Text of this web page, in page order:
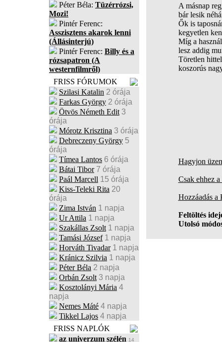
Péter Béla: Tüzérrózsi,
Mozi!
Pintér Ferenc:
Asszisztens akarok lenni
(Állásinterjú)
Pintér Ferenc: Billy és a
rózsapatron (A
westernfilmről)
FRISS FÓRUMOK
Szilasi Katalin 2 órája
Farkas György 2 órája
Ötvös Németh Edit 3
órája
Mórotz Krisztina 3 órája
Debreczeny György 5
órája
Tímea Lantos 6 órája
Bátai Tibor 7 órája
Paál Marcell 15 órája
Kiss-Teleki Rita 20
órája
Zima István 1 napja
Ur Attila 1 napja
Szakállas Zsolt 1 napja
Tamási József 1 napja
Horváth Tivadar 1 napja
Kránicz Szilvia 1 napja
Péter Béla 2 napja
Orbán Zsolt 3 napja
Kosztolányi Mária 4
napja
Nemes Máté 4 napja
Tikkel Lajos 4 napja
FRISS NAPLÓK
az univerzum szélén 14
A másnap
bár lesik
Ők is
kegyetlen
Míg a
lesz addig
Töretlen
koszorús
Hagyjon
Csak ehhez
Hozzáadás
Feltöltés
Utolsó